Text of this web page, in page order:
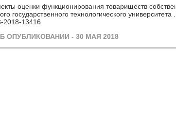
оценки функционирования товариществ
государственного технологического
2018-13416
ОПУБЛИКОВАНИИ - 30 МАЯ 2018